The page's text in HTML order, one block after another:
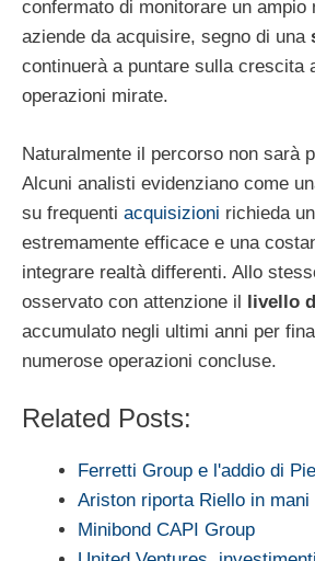
confermato di monitorare un ampio
aziende da acquisire, segno di una
continuerà a puntare sulla crescita
operazioni mirate.
Naturalmente il percorso non sarà
Alcuni analisti evidenziano come
su frequenti acquisizioni richieda
estremamente efficace e una
integrare realtà differenti. Allo
osservato con attenzione il livello
accumulato negli ultimi anni per
numerose operazioni concluse.
Related Posts:
Ferretti Group e l'addio di
Ariston riporta Riello in mani
Minibond CAPI Group